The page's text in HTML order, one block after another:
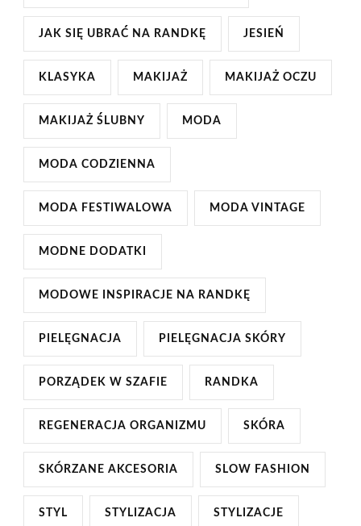
JAK SIĘ UBRAĆ NA RANDKĘ JESIEŃ
KLASYKA MAKIJAŻ MAKIJAŻ OCZU
MAKIJAŻ ŚLUBNY MODA
MODA CODZIENNA
MODA FESTIWALOWA MODA VINTAGE
MODNE DODATKI
MODOWE INSPIRACJE NA RANDKĘ
PIELĘGNACJA PIELĘGNACJA SKÓRY
PORZĄDEK W SZAFIE RANDKA
REGENERACJA ORGANIZMU SKÓRA
SKÓRZANE AKCESORIA SLOW FASHION
STYL STYLIZACJA STYLIZACJE